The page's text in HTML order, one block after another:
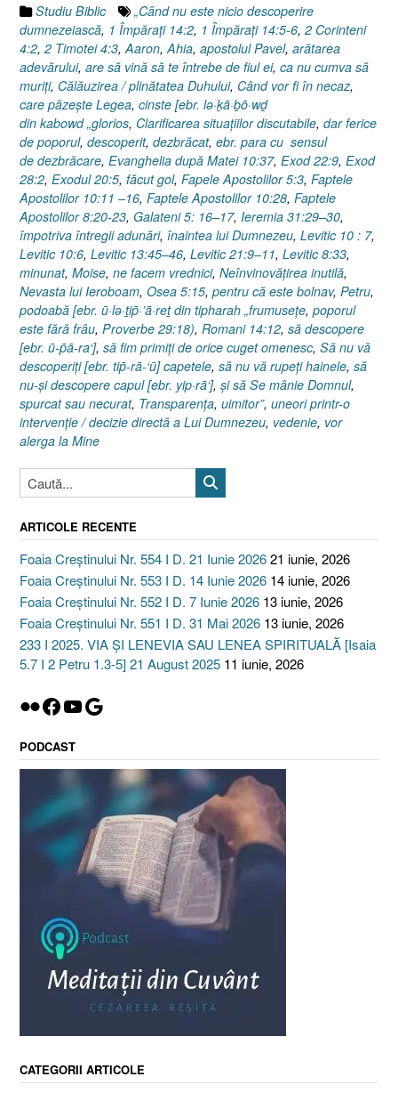
Studiu Biblic
„Când nu este nicio descoperire
dumnezeiască, 1 Împăraţi 14:2, 1 Împăraţi 14:5-6, 2 Corinteni
4:2, 2 Timotei 4:3, Aaron, Ahia, apostolul Pavel, arătarea
adevărului, are să vină să te întrebe de fiul ei, ca nu cumva să
muriţi, Călăuzirea / plinătatea Duhului, Când vor fi în necaz,
care păzeşte Legea, cinste [ebr. lə·ḵā·ḇō·wḏ
din kabowd „glorios, Clarificarea situaţiilor discutabile, dar ferice
de poporul, descoperit, dezbrăcat, ebr. para cu sensul
de dezbrăcare, Evanghelia după Matei 10:37, Exod 22:9, Exod
28:2, Exodul 20:5, făcut gol, Fapele Apostolilor 5:3, Faptele
Apostolilor 10:11 –16, Faptele Apostolilor 10:28, Faptele
Apostolilor 8:20-23, Galateni 5: 16–17, Ieremia 31:29–30,
împotriva întregii adunări, înaintea lui Dumnezeu, Levitic 10 : 7,
Levitic 10:6, Levitic 13:45–46, Levitic 21:9–11, Levitic 8:33,
minunat, Moise, ne facem vrednici, Neînvinovăţirea inutilă,
Nevasta lui Ieroboam, Osea 5:15, pentru că este bolnav, Petru,
podoabă [ebr. ū·lə·ṯip̄·’ā·reṯ din tipharah „frumuseţe, poporul
este fără frâu, Proverbe 29:18), Romani 14:12, să descopere
[ebr. ū-p̄ā-ra‘], să fim primiţi de orice cuget omenesc, Să nu vă
descoperiţi [ebr. tip̄-rā-‘ū] capetele, să nu vă rupeţi hainele, să
nu-şi descopere capul [ebr. yip·rā‘], şi să Se mânie Domnul,
spurcat sau necurat, Transparenţa, uimitor”, uneori printr-o
intervenţie / decizie directă a Lui Dumnezeu, vedenie, vor
alerga la Mine
ARTICOLE RECENTE
Foaia Creștinului Nr. 554 I D. 21 Iunie 202621 iunie, 2026
Foaia Creștinului Nr. 553 I D. 14 Iunie 2026 14 iunie, 2026
Foaia Creștinului Nr. 552 I D. 7 Iunie 2026 13 iunie, 2026
Foaia Creștinului Nr. 551 I D. 31 Mai 2026 13 iunie, 2026
233 I 2025. VIA ȘI LENEVIA SAU LENEA SPIRITUALĂ [Isaia
5.7 I 2 Petru 1.3-5] 21 August 2025 11 iunie, 2026
Flickr
Facebook
YouTube
Google
PODCAST
CATEGORII ARTICOLE